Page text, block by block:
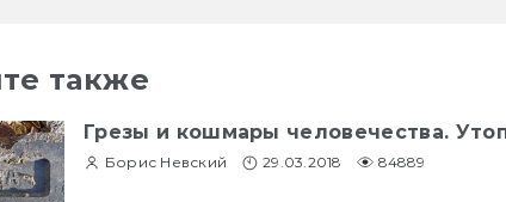
также
Грезы и кошмары человечества.
Борис Невский 29.03.2018 84889